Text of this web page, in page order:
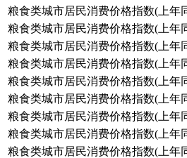
粮食类城市居民消费价格指数(上年
粮食类城市居民消费价格指数(上年
粮食类城市居民消费价格指数(上年
粮食类城市居民消费价格指数(上年
粮食类城市居民消费价格指数(上年
粮食类城市居民消费价格指数(上年
粮食类城市居民消费价格指数(上年
粮食类城市居民消费价格指数(上年
粮食类城市居民消费价格指数(上年